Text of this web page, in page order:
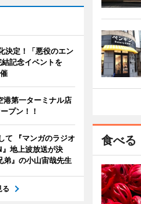
食べる
決定！「悪役のエン
記念イベントを
港第一ターミナル店
プン！！
て 『マンガのラジオ
地上波放送が決
弟』の小山宙哉先生
る